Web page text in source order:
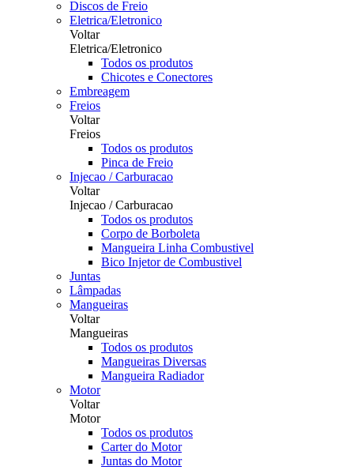
Discos de Freio
Eletrica/Eletronico
Voltar
Eletrica/Eletronico
Todos os produtos
Chicotes e Conectores
Embreagem
Freios
Voltar
Freios
Todos os produtos
Pinca de Freio
Injecao / Carburacao
Voltar
Injecao / Carburacao
Todos os produtos
Corpo de Borboleta
Mangueira Linha Combustivel
Bico Injetor de Combustivel
Juntas
Lâmpadas
Mangueiras
Voltar
Mangueiras
Todos os produtos
Mangueiras Diversas
Mangueira Radiador
Motor
Voltar
Motor
Todos os produtos
Carter do Motor
Juntas do Motor